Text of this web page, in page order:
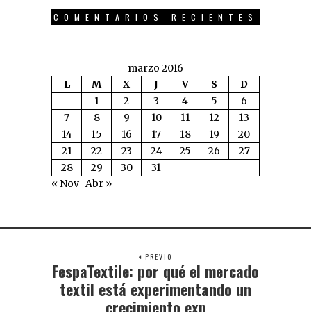
COMENTARIOS RECIENTES
marzo 2016
L
M X J V S
D
1
2 3 4 5
6
7
8 9 10 11 12
13
14
15 16 17 18 19
20
21
22 23 24 25 26
27
28
29 30
31
« Nov Abr »
PREVIO
FespaTextile: por qué el mercado
textil está experimentando un
crecimiento exp